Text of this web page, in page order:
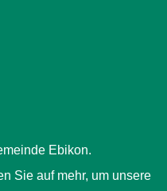
Ebikon.
Sie auf mehr, um unsere